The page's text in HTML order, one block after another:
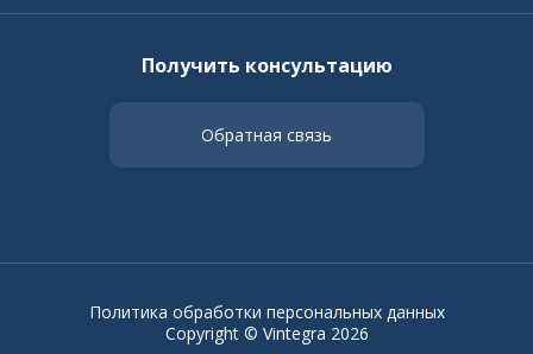
Получить консультацию
Обратная связь
Copyright © Vintegra 2026
Политика обработки персональных данных